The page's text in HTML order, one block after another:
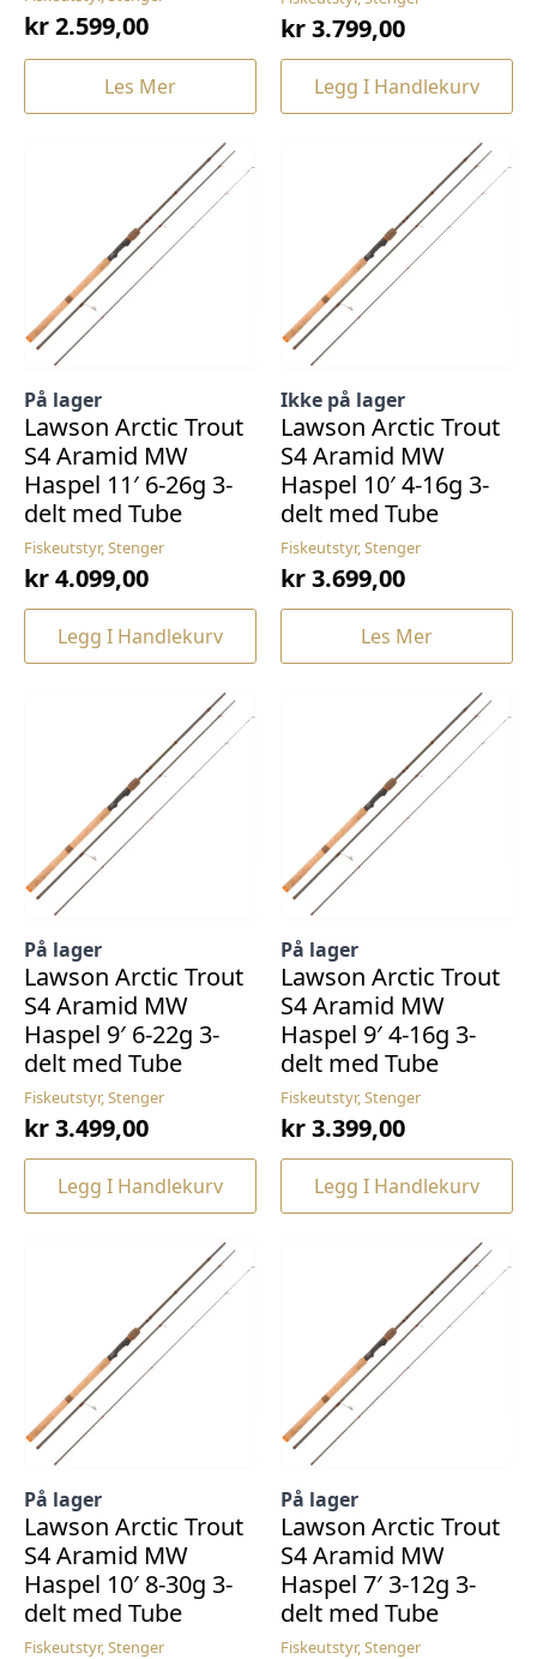
kr2.599,00
Les Mer
kr3.799,00
Legg I Handlekurv
Fiskeutstyr, Stenger
På lager
Lawson Arctic Trout
S4 Aramid MW
Haspel 11′ 6-26g 3-
delt med Tube
kr4.099,00
Legg I Handlekurv
Fiskeutstyr, Stenger
Ikke på lager
Lawson Arctic Trout
S4 Aramid MW
Haspel 10′ 4-16g 3-
delt med Tube
kr3.699,00
Les Mer
Fiskeutstyr, Stenger
På lager
Lawson Arctic Trout
S4 Aramid MW
Haspel 9′ 6-22g 3-
delt med Tube
kr3.499,00
Legg I Handlekurv
Fiskeutstyr, Stenger
På lager
Lawson Arctic Trout
S4 Aramid MW
Haspel 9′ 4-16g 3-
delt med Tube
kr3.399,00
Legg I Handlekurv
Fiskeutstyr, Stenger
På lager
Lawson Arctic Trout
S4 Aramid MW
Haspel 10′ 8-30g 3-
delt med Tube
Fiskeutstyr, Stenger
På lager
Lawson Arctic Trout
S4 Aramid MW
Haspel 7′ 3-12g 3-
delt med Tube